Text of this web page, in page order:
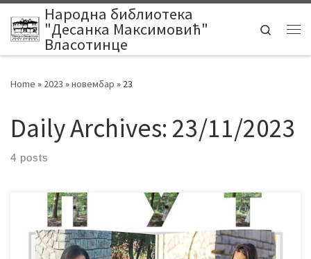
Skip to content
Народна библиотека
"Десанка Максимовић"
Власотинце
Search
Home » 2023 »новембар » 23
Daily Archives: 23/11/2023
4 posts